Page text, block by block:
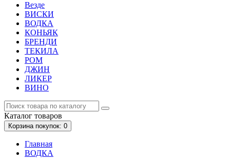
Везде
ВИСКИ
ВОДКА
КОНЬЯК
БРЕНДИ
ТЕКИЛА
РОМ
ДЖИН
ЛИКЕР
ВИНО
Каталог товаров
Корзинапокупок: 0
Главная
ВОДКА